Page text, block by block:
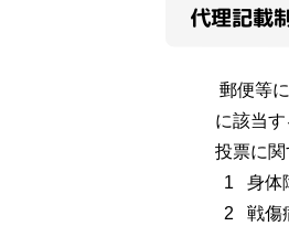
代理記載
郵便等
に該当
投票に
1 身体
2 戦傷